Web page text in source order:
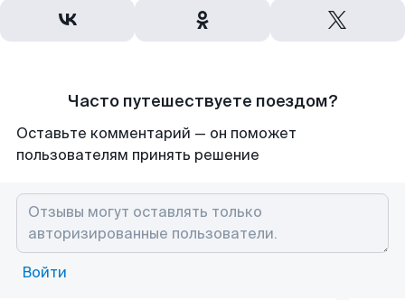
Часто путешествуете поездом?
Оставьте комментарий — он поможет
пользователям принять решение
Войти